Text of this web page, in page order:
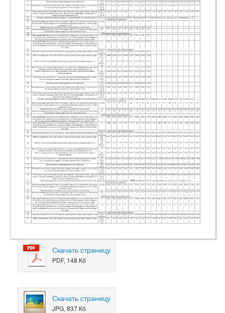
Скачать страницу
PDF, 148 Кб
Скачать страницу
JPG, 837 Кб